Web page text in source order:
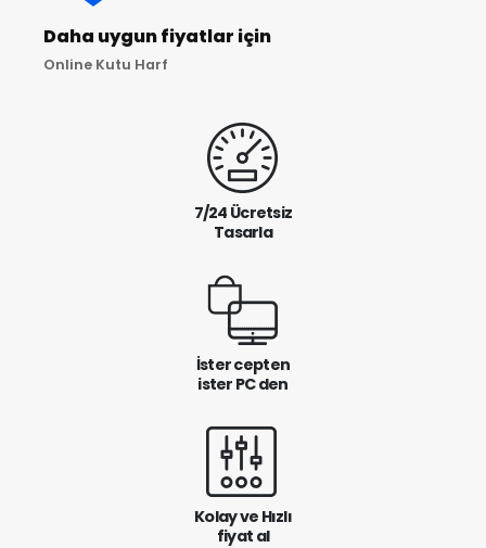
Daha uygun fiyatlar için
Online Kutu Harf
7/24 Ücretsiz
Tasarla
İster cepten
ister PC den
Kolay ve Hızlı
fiyat al